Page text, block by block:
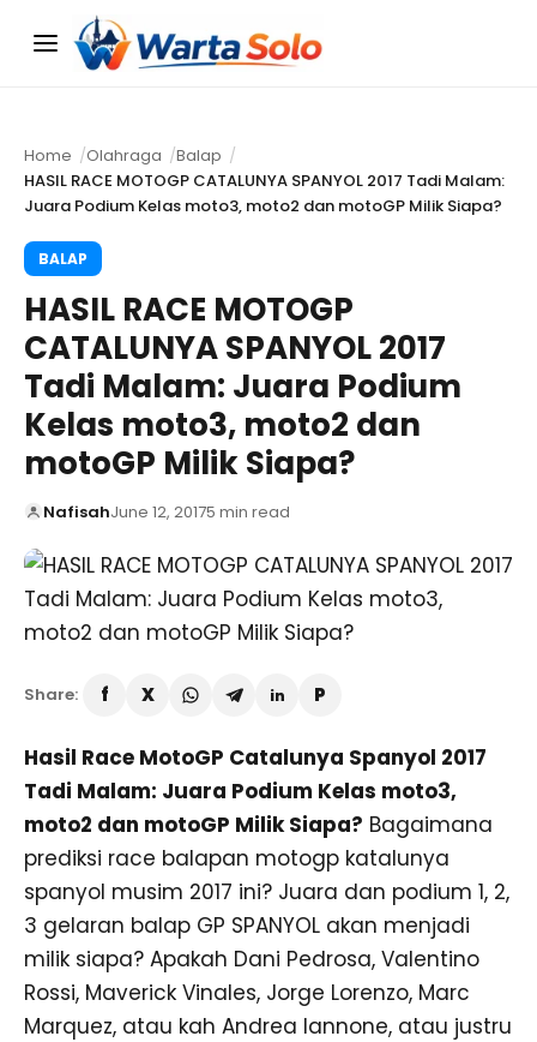
Menu
Home Olahraga
Balap
HASIL RACE MOTOGP CATALUNYA SPANYOL 2017 Tadi Malam:
Juara Podium Kelas moto3, moto2 dan motoGP Milik Siapa?
BALAP
HASIL RACE MOTOGP
CATALUNYA SPANYOL 2017
Tadi Malam: Juara Podium
Kelas moto3, moto2 dan
motoGP Milik Siapa?
NafisahJune 12, 20175 min read
Share:
Hasil Race MotoGP Catalunya Spanyol 2017
Tadi Malam: Juara Podium Kelas moto3,
moto2 dan motoGP Milik Siapa? Bagaimana
prediksi race balapan motogp katalunya
spanyol musim 2017 ini? Juara dan podium 1, 2,
3 gelaran balap GP SPANYOL akan menjadi
milik siapa? Apakah Dani Pedrosa, Valentino
Rossi, Maverick Vinales, Jorge Lorenzo, Marc
Marquez, atau kah Andrea Iannone, atau justru